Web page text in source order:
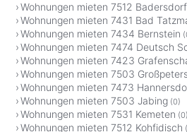
Wohnungen mieten 7512 Badersdorf
Wohnungen mieten 7431 Bad
Wohnungen mieten 7434 Bernstein
Wohnungen mieten 7474 Deutsch
Wohnungen mieten 7423
Wohnungen mieten 7503
Wohnungen mieten 7473
Wohnungen mieten 7503 Jabing (0)
Wohnungen mieten 7531 Kemeten (0)
Wohnungen mieten 7512 Kohfidisch